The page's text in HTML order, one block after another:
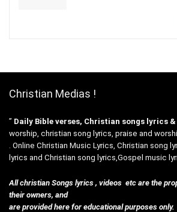
Christian Medias !
” Daily Bible verses, Christian songs lyrics
worship, christian song lyrics, praise and
. Online Christian Music Lyrics, Christian song
lyrics and Christian song lyrics,Gospel music
All christian Songs lyrics , videos etc are the
their owners, and
are provided here for educational purposes only.